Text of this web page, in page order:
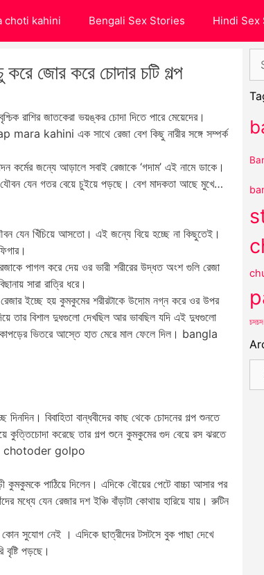
choti kahini Bengali Sex Stories Hindi Sex
জোর করে চোদার চটি গল্প
জাতকেরা ভয়ঙ্কর চোদা দিতে পারে মেয়েদের।
mara kahini এক সাথে রেজা বেশ কিছু নারীর সঙ্গে সম্পর্ক
জন্যে আড়ালে সবাই রেজাকে ‘গদাম’ এই নামে ডাকে।
যেন গতর বেয়ে চুইয়ে পড়ছে। বেশ মাদকতা আছে মুখে…
যেন খিঁচিয়ে আসতো। এই জন্যে বিয়ে হচ্ছে না কিছুতেই।
পাগল করে দেয় ওর ভারী শরীরের উদ্ধত অংশ গুলি রেজা
সারা রাত্রি ধরে।
ইচ্ছে হয় কুমকুমের শরীরটাকে উদোম নগ্ন করে ওর উপর
তার বিশাল দুধগুলো দেখছিল আর ভাবছিল যদি এই দুধগুলো
কাপড়ের ভিতরে আস্তে হাত মেরে মাল ফেলে দিল। bangla
বিবাহিতা বান্ধবীদের কাছ থেকে চোদনের গল্প শুনতে
কুত্তিচোদা করেছে তার গল্প শুনে কুমকুমের গুদ বেয়ে রস ঝরতে
chotoder golpo
কুমকুমকে পাঠিয়ে দিলেন। এদিকে বৌয়ের পেটে বাচ্চা আসার পর
মধ্যে যেন রেজার দশ ইঞ্চি বাঁড়াটা কোথায় হারিয়ে যায়। রুটিন
সুযোগ নেই । এদিকে ছাত্রীদের টসটসে বুক পাছা দেখে
বৃষ্টি পড়ছে।
চদচদ